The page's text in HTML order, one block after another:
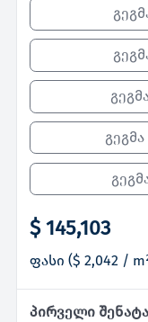
გეგმა
$ 145,103
ფასი ($ 2,042 /
პირველი